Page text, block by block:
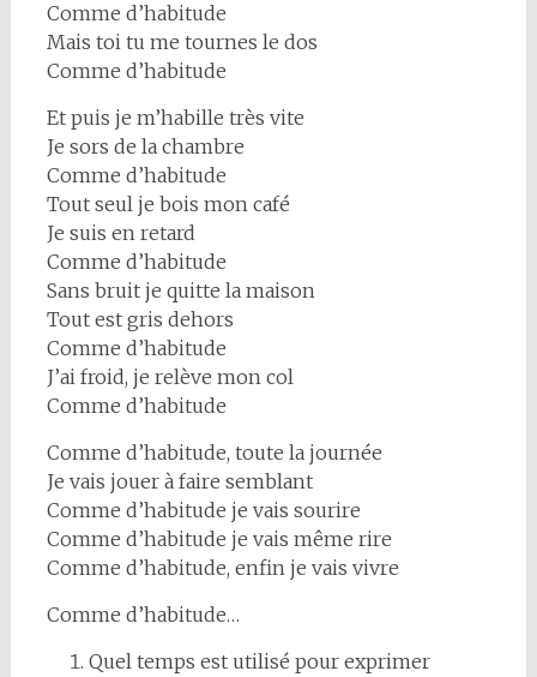
Comme d’habitude
Mais toi tu me tournes le dos
Comme d’habitude
Et puis je m’habille très vite
Je sors de la chambre
Comme d’habitude
Tout seul je bois mon café
Je suis en retard
Comme d’habitude
Sans bruit je quitte la maison
Tout est gris dehors
Comme d’habitude
J’ai froid, je relève mon col
Comme d’habitude
Comme d’habitude, toute la journée
Je vais jouer à faire semblant
Comme d’habitude je vais sourire
Comme d’habitude je vais même rire
Comme d’habitude, enfin je vais vivre
Comme d’habitude…
Quel temps est utilisé pour exprimer